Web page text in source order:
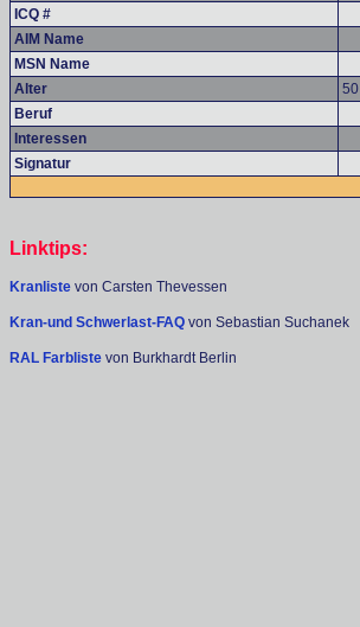
ICQ #
AIM Name
MSN Name
Alter
50
Beruf
Interessen
Signatur
Linktips:
Kranliste von Carsten Thevessen
Kran-und Schwerlast-FAQ von Sebastian Suchanek
RAL Farbliste von Burkhardt Berlin